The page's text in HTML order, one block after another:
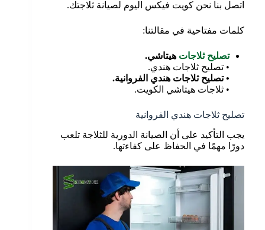
اتصل بنا نحن كويت فيكس اليوم لصيانة ثلاجتك.
كلمات مفتاحية في مقالتنا:
تصليح ثلاجات هيتاشي.
• تصليح ثلاجات هندي.
• تصليح ثلاجات هندي الفروانية.
• ثلاجات هيتاشي الكويت.
تصليح ثلاجات هندي الفروانية
يجب التأكيد على أن الصيانة الدورية للثلاجة تلعب
دورًا مهمًا في الحفاظ على كفاءتها.